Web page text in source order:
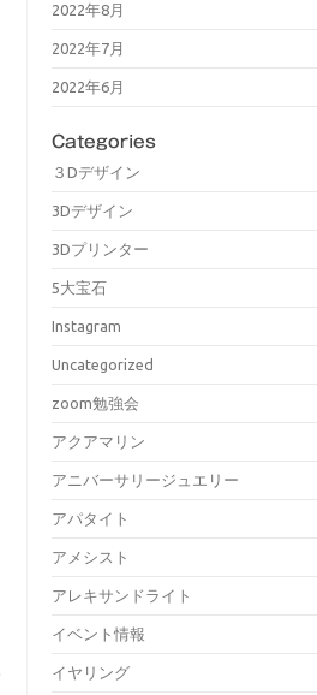
2022年8月
2022年7月
2022年6月
Categories
３Dデザイン
3Dデザイン
3Dプリンター
5大宝石
Instagram
Uncategorized
zoom勉強会
アクアマリン
アニバーサリージュエリー
アパタイト
アメシスト
アレキサンドライト
イベント情報
イヤリング